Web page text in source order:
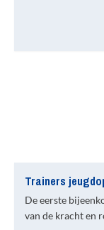
De eerste
van de kracht en